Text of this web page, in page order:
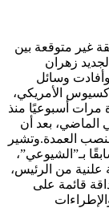
غير متوقعة بين
زهران
وسائل
أكسيوس الأمريكي،
مرات أسبوعيًا منذ
الماضي، بعد أن
العمدة.وتشير
بـ”الشيوعي”،
من الرئيس،
قائمة على